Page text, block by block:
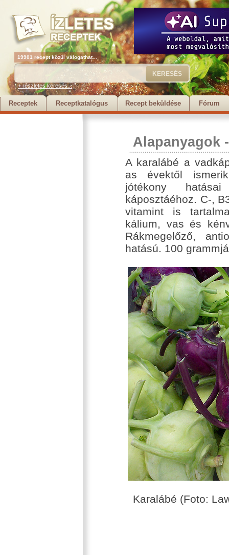
19901 recept közül válogathat...
+ részletes keresés...
Receptek Receptkatalógus Recept beküldése Fórum
Alapanyagok
A karalábé a
as évektől
jótékony
káposztáéhoz. C-,
vitamint is
kálium, vas és
Rákmegelőző,
hatású. 100
Karalábé (Foto: